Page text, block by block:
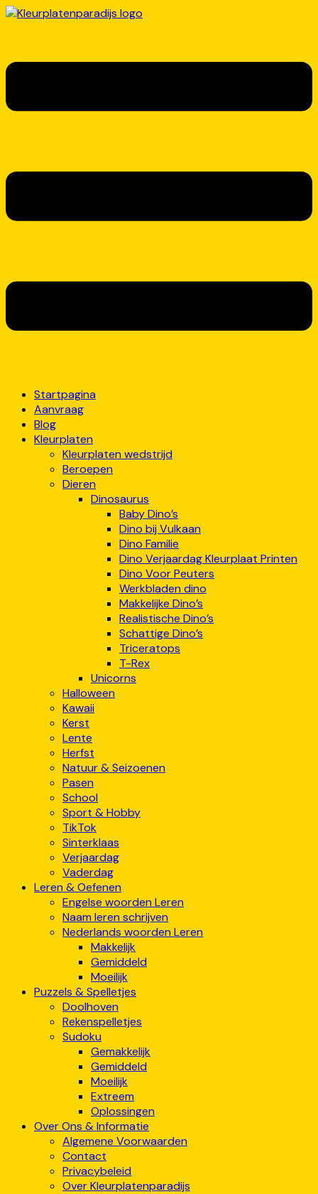
Startpagina
Aanvraag
Blog
Kleurplaten
Kleurplaten wedstrijd
Beroepen
Dieren
Dinosaurus
Baby Dino’s
Dino bij Vulkaan
Dino Familie
Dino Verjaardag Kleurplaat Printen
Dino Voor Peuters
Werkbladen dino
Makkelijke Dino’s
Realistische Dino’s
Schattige Dino’s
Triceratops
T-Rex
Unicorns
Halloween
Kawaii
Kerst
Lente
Herfst
Natuur & Seizoenen
Pasen
School
Sport & Hobby
TikTok
Sinterklaas
Verjaardag
Vaderdag
Leren & Oefenen
Engelse woorden Leren
Naam leren schrijven
Nederlands woorden Leren
Makkelijk
Gemiddeld
Moeilijk
Puzzels & Spelletjes
Doolhoven
Rekenspelletjes
Sudoku
Gemakkelijk
Gemiddeld
Moeilijk
Extreem
Oplossingen
Over Ons & Informatie
Algemene Voorwaarden
Contact
Privacybeleid
Over Kleurplatenparadijs